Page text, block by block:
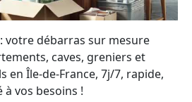
votre débarras sur mesure
caves, greniers et
en Île-de-France, 7j/7, rapide,
vos besoins !